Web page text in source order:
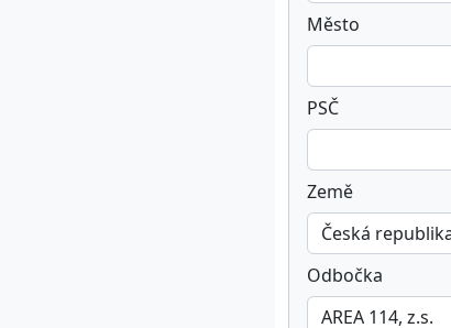
Město
PSČ
Země
Odbočka